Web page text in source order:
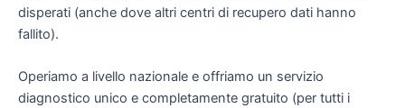
disperati (anche dove altri centri di recupero dati hanno
fallito).
Operiamo a livello nazionale e offriamo un servizio
diagnostico unico e completamente gratuito (per tutti i